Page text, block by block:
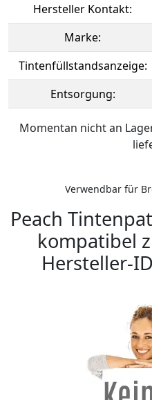
Hersteller Kontakt:
Marke:
Tintenfüllstandsanzeige:
Entsorgung:
Momentan nicht an
Verwendbar für
Peach
kompatibel
Hersteller-